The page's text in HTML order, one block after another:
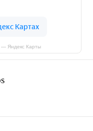
— Яндекс Карты